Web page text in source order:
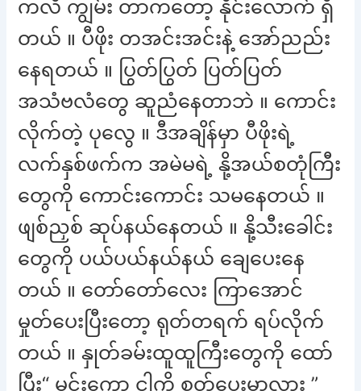
ကလိ ကျွမ်း တာကတော့ နိုင်းလောက် ရှိ
တယ် ။ ပီဖိုး တအင်းအင်းနဲ့ အော်ညည်း
နေရတယ် ။ ပြွတ်ပြွတ် ပြတ်ပြတ်
အသံဗလံတွေ ဆူညံနေတာဘဲ ။ ကောင်း
လိုက်တဲ့ ပုလွေ ။ ဒီအချိန်မှာ ပီဖိုးရဲ့
လက်နှစ်ဖက်က အမဲမရဲ့ နို့အယ်စတုံကြီး
တွေကို ကောင်းကောင်း သမနေတယ် ။
ဖျစ်ညှစ် ဆုပ်နယ်နေတယ် ။ နို့သီးခေါင်း
တွေကို ပယ်ပယ်နယ်နယ် ချေပေးနေ
တယ် ။ တော်တော်လေး ကြာအောင်
မှုတ်ပေးပြီးတော့ ရုတ်တရက် ရပ်လိုက်
တယ် ။ နှုတ်ခမ်းထူထူကြီးတွေကို ထော်
ပြီး“ မင်းကော ငါ့ကို စုတ်ပေးမှာလား ”